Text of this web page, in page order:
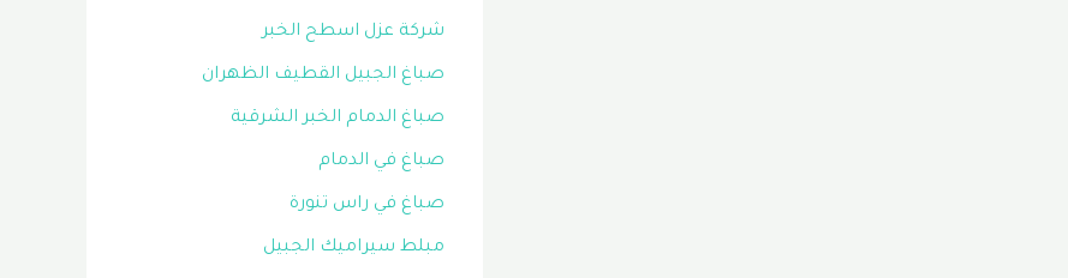
شركة عزل اسطح الخبر
صباغ الجبيل القطيف الظهران
صباغ الدمام الخبر الشرقية
صباغ في الدمام
صباغ في راس تنورة
مبلط سيراميك الجبيل